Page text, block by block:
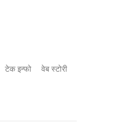
टेक इन्फो वेब स्टोरी